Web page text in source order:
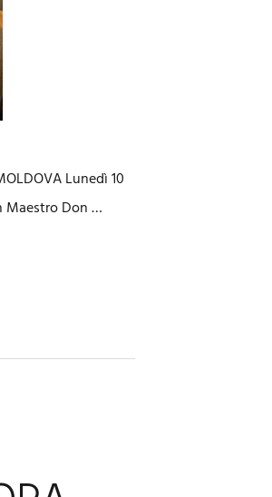
Lunedì 10
Maestro Don …